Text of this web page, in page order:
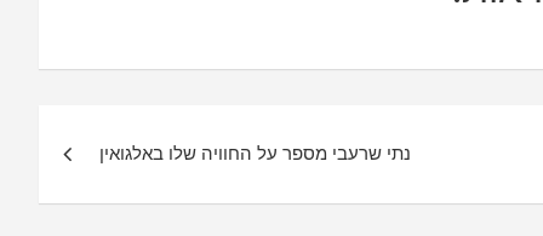
נתי שרעבי מספר על החוויה שלו באלגואין